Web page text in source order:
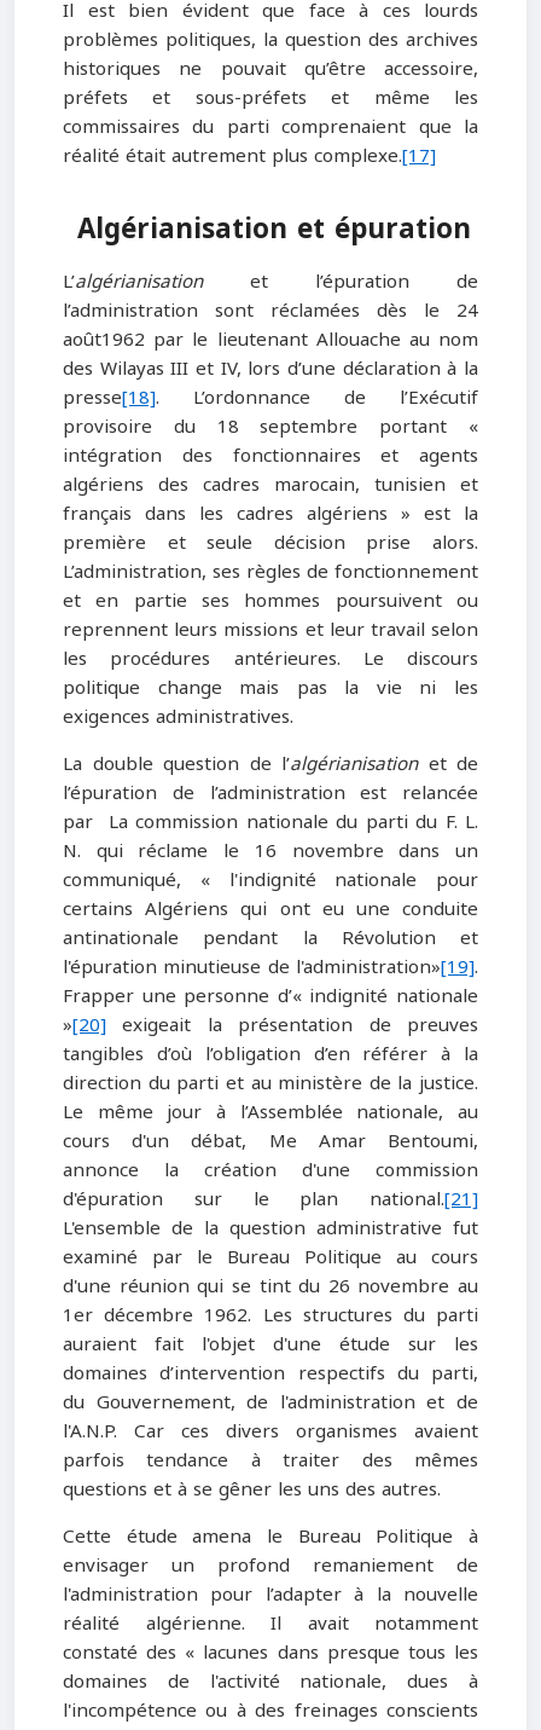
Il est bien évident que face à ces lourds
problèmes politiques, la question des archives
historiques ne pouvait qu’être accessoire,
préfets et sous-préfets et même les
commissaires du parti comprenaient que la
réalité était autrement plus complexe.[17]
Algérianisation et épuration
L’algérianisation et l’épuration de
l’administration sont réclamées dès le 24
août1962 par le lieutenant Allouache au nom
des Wilayas III et IV, lors d’une déclaration à la
presse[18]. L’ordonnance de l’Exécutif
provisoire du 18 septembre portant «
intégration des fonctionnaires et agents
algériens des cadres marocain, tunisien et
français dans les cadres algériens » est la
première et seule décision prise alors.
L’administration, ses règles de fonctionnement
et en partie ses hommes poursuivent ou
reprennent leurs missions et leur travail selon
les procédures antérieures. Le discours
politique change mais pas la vie ni les
exigences administratives.
La double question de l’algérianisationet de
l’épuration de l’administration est relancée
par La commission nationale du parti du F. L.
N. qui réclame le 16 novembre dans un
communiqué, « l'indignité nationale pour
certains Algériens qui ont eu une conduite
antinationale pendant la Révolution et
l'épuration minutieuse de l'administration»[19].
Frapper une personne d’« indignité nationale
»[20] exigeait la présentation de preuves
tangibles d’où l’obligation d’en référer à la
direction du parti et au ministère de la justice.
Le même jour à l’Assemblée nationale, au
cours d'un débat, Me Amar Bentoumi,
annonce la création d'une commission
d'épuration sur le plan national.[21]
L'ensemble de la question administrative fut
examiné par le Bureau Politique au cours
d'une réunion qui se tint du 26 novembre au
1er décembre 1962. Les structures du parti
auraient fait l'objet d'une étude sur les
domaines d’intervention respectifs du parti,
du Gouvernement, de l'administration et de
l'A.N.P. Car ces divers organismes avaient
parfois tendance à traiter des mêmes
questions et à se gêner les uns des autres.
Cette étude amena le Bureau Politique à
envisager un profond remaniement de
l'administration pour l’adapter à la nouvelle
réalité algérienne. Il avait notamment
constaté des « lacunes dans presque tous les
domaines de l'activité nationale, dues à
l'incompétence ou à des freinages conscients